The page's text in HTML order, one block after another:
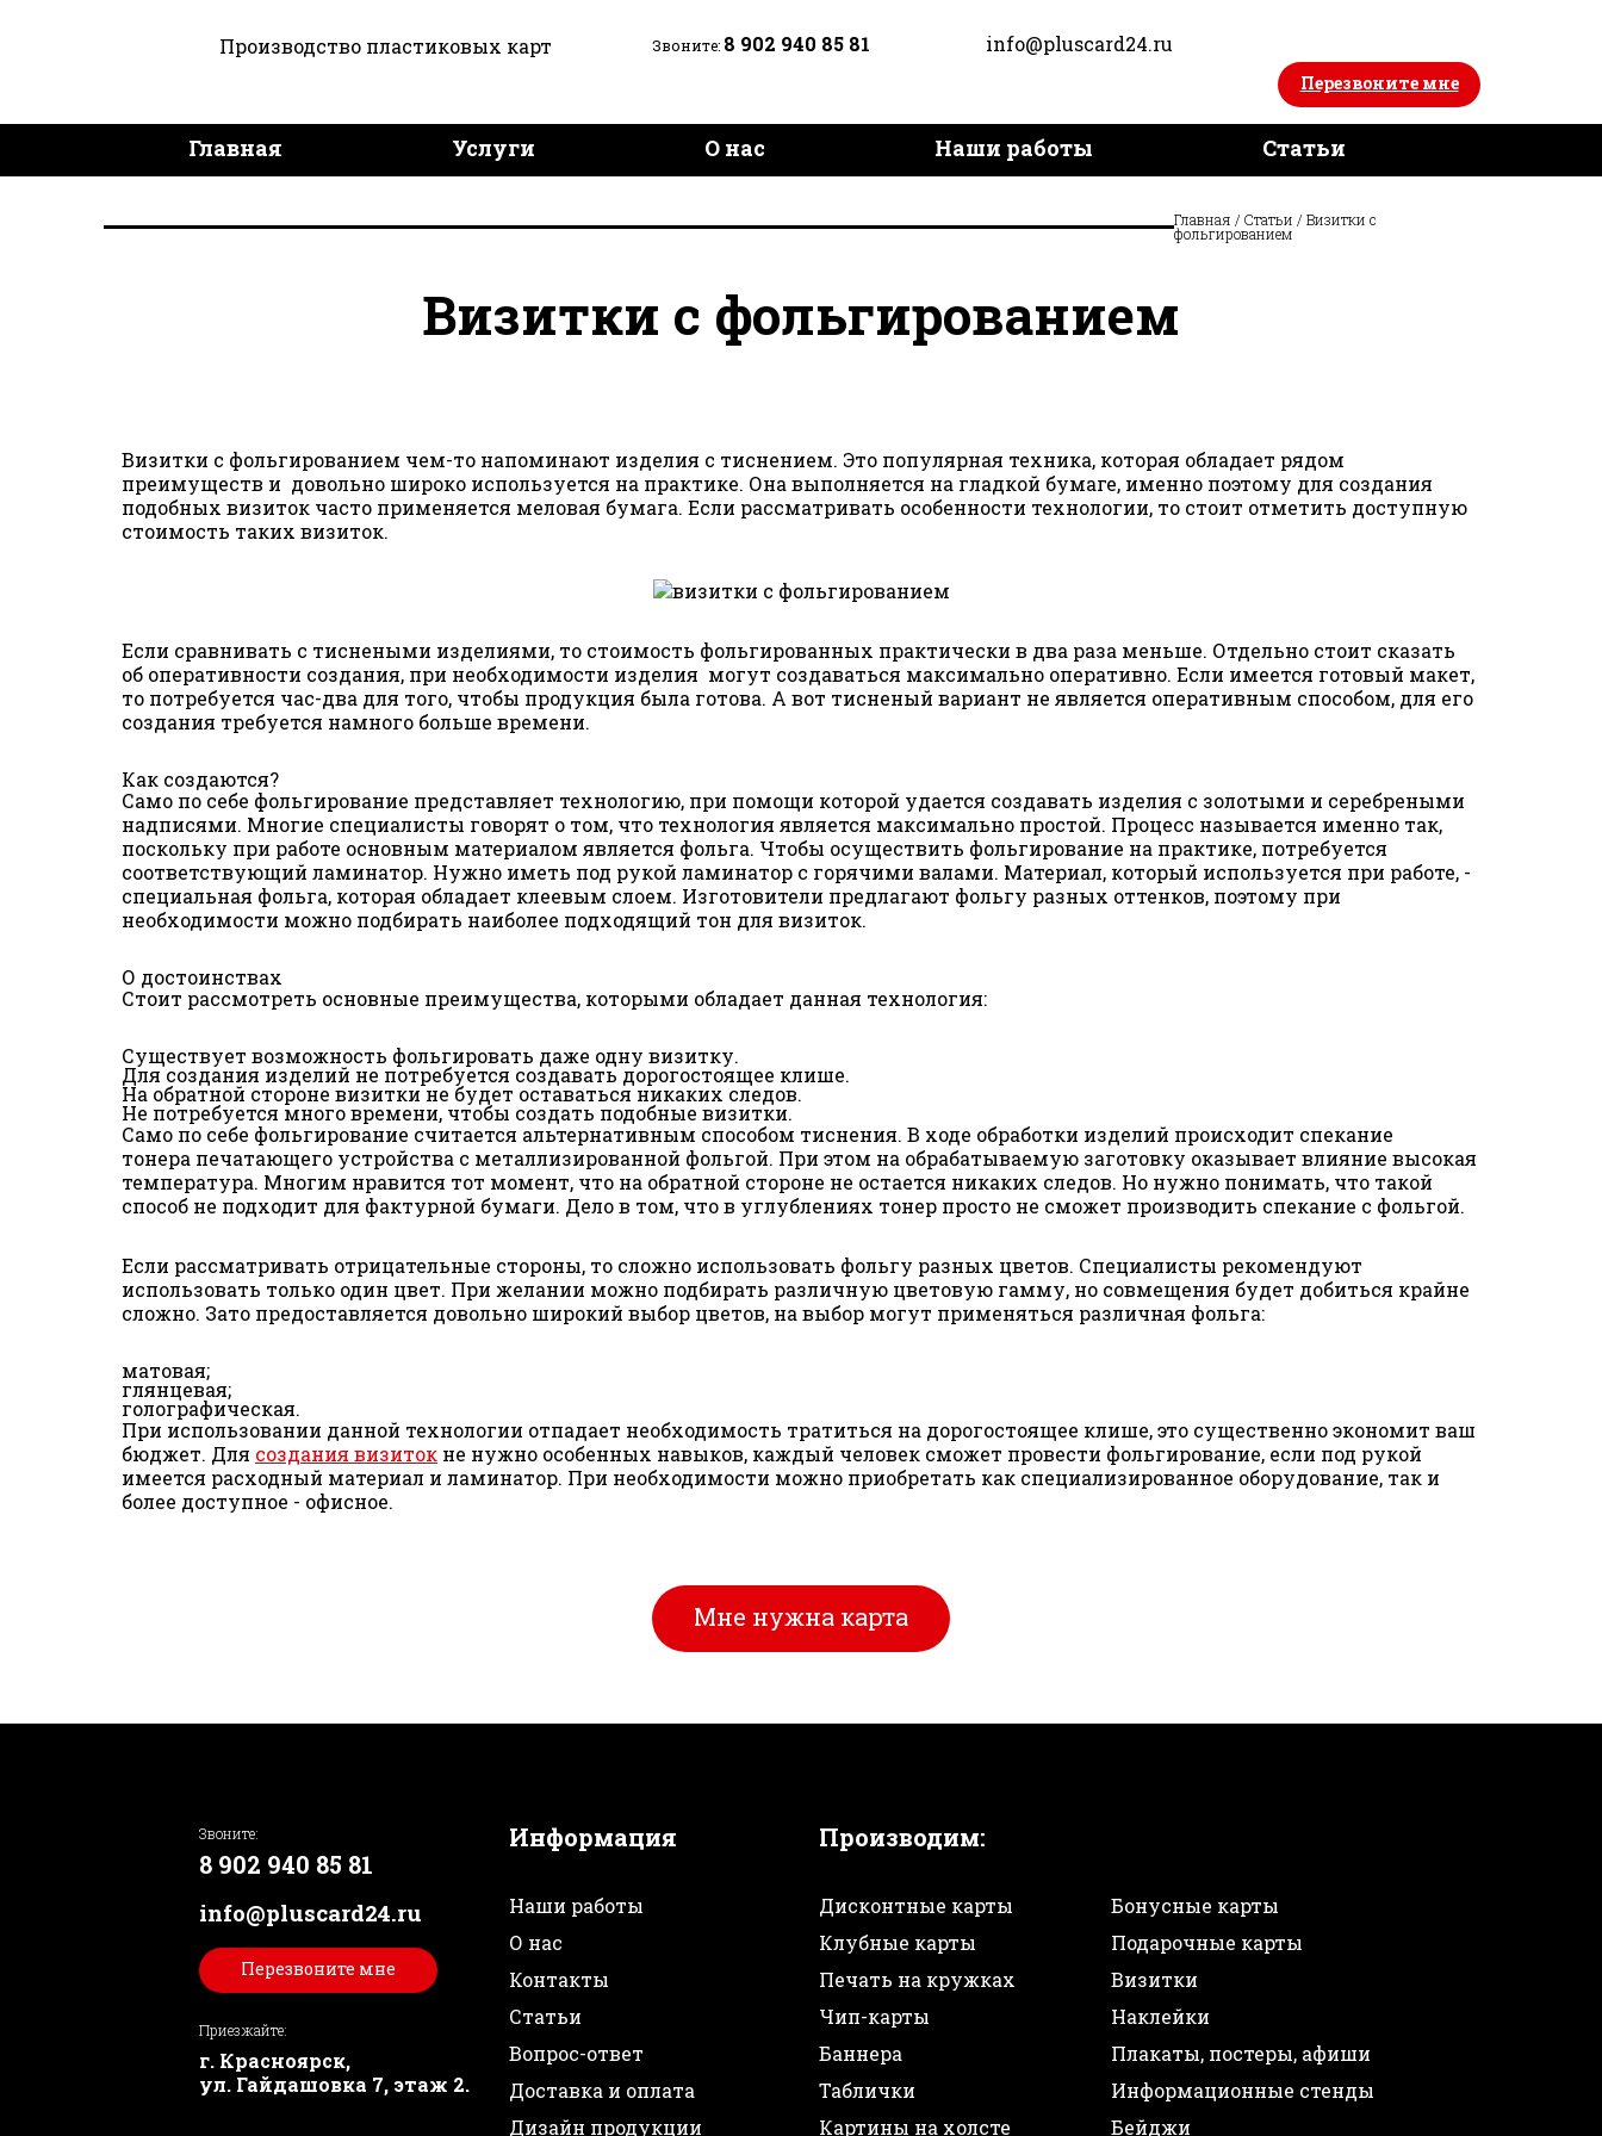
Производство пластиковых карт Звоните: 8 902 940 85 81 info@pluscard24.ru
Перезвоните мне
Главная Услуги О нас Наши работы
Статьи
Главная / Статьи / Визитки с
фольгированием
Визитки с фольгированием
Визитки с фольгированием чем-то напоминают изделия с тиснением. Это популярная техника, которая обладает рядом
преимуществ и довольно широко используется на практике. Она выполняется на гладкой бумаге, именно поэтому для создания
подобных визиток часто применяется меловая бумага. Если рассматривать особенности технологии, то стоит отметить доступную
стоимость таких визиток.
Если сравнивать с тиснеными изделиями, то стоимость фольгированных практически в два раза меньше. Отдельно стоит сказать
об оперативности создания, при необходимости изделия могут создаваться максимально оперативно. Если имеется готовый макет,
то потребуется час-два для того, чтобы продукция была готова. А вот тисненый вариант не является оперативным способом, для его
создания требуется намного больше времени.
Как создаются?
Само по себе фольгирование представляет технологию, при помощи которой удается создавать изделия с золотыми и серебреными
надписями. Многие специалисты говорят о том, что технология является максимально простой. Процесс называется именно так,
поскольку при работе основным материалом является фольга. Чтобы осуществить фольгирование на практике, потребуется
соответствующий ламинатор. Нужно иметь под рукой ламинатор с горячими валами. Материал, который используется при работе, -
специальная фольга, которая обладает клеевым слоем. Изготовители предлагают фольгу разных оттенков, поэтому при
необходимости можно подбирать наиболее подходящий тон для визиток.
О достоинствах
Стоит рассмотреть основные преимущества, которыми обладает данная технология:
Существует возможность фольгировать даже одну визитку.
Для создания изделий не потребуется создавать дорогостоящее клише.
На обратной стороне визитки не будет оставаться никаких следов.
Не потребуется много времени, чтобы создать подобные визитки.
Само по себе фольгирование считается альтернативным способом тиснения. В ходе обработки изделий происходит спекание
тонера печатающего устройства с металлизированной фольгой. При этом на обрабатываемую заготовку оказывает влияние высокая
температура. Многим нравится тот момент, что на обратной стороне не остается никаких следов. Но нужно понимать, что такой
способ не подходит для фактурной бумаги. Дело в том, что в углублениях тонер просто не сможет производить спекание с фольгой.
Если рассматривать отрицательные стороны, то сложно использовать фольгу разных цветов. Специалисты рекомендуют
использовать только один цвет. При желании можно подбирать различную цветовую гамму, но совмещения будет добиться крайне
сложно. Зато предоставляется довольно широкий выбор цветов, на выбор могут применяться различная фольга:
матовая;
глянцевая;
голографическая.
При использовании данной технологии отпадает необходимость тратиться на дорогостоящее клише, это существенно экономит ваш
бюджет. Для создания визиток не нужно особенных навыков, каждый человек сможет провести фольгирование, если под рукой
имеется расходный материал и ламинатор. При необходимости можно приобретать как специализированное оборудование, так и
более доступное - офисное.
Мне нужна карта
Звоните:
8 902 940 85 81
info@pluscard24.ru
Перезвоните мне
Приезжайте:
г. Красноярск,
ул. Гайдашовка 7, этаж 2.
Информация
Наши работы
О нас
Контакты
Статьи
Вопрос-ответ
Доставка и оплата
Дизайн продукции
Производим:
Дисконтные карты
Бонусные карты
Клубные карты
Подарочные карты
Печать на кружках
Визитки
Чип-карты
Наклейки
Баннера
Плакаты, постеры, афиши
Таблички
Информационные стенды
Картины на холсте
Бейджи